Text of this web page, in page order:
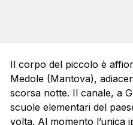
Il corpo del piccolo è
Medole (Mantova),
scorsa notte. Il canale, a
scuole elementari del
volta. Al momento l’unica